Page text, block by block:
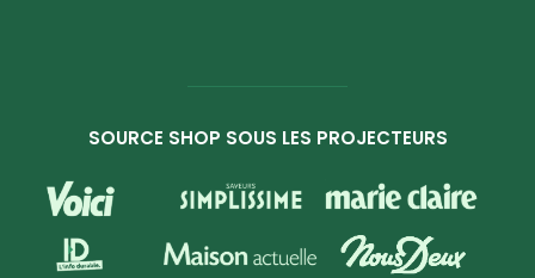
SOURCE SHOP SOUS LES PROJECTEURS